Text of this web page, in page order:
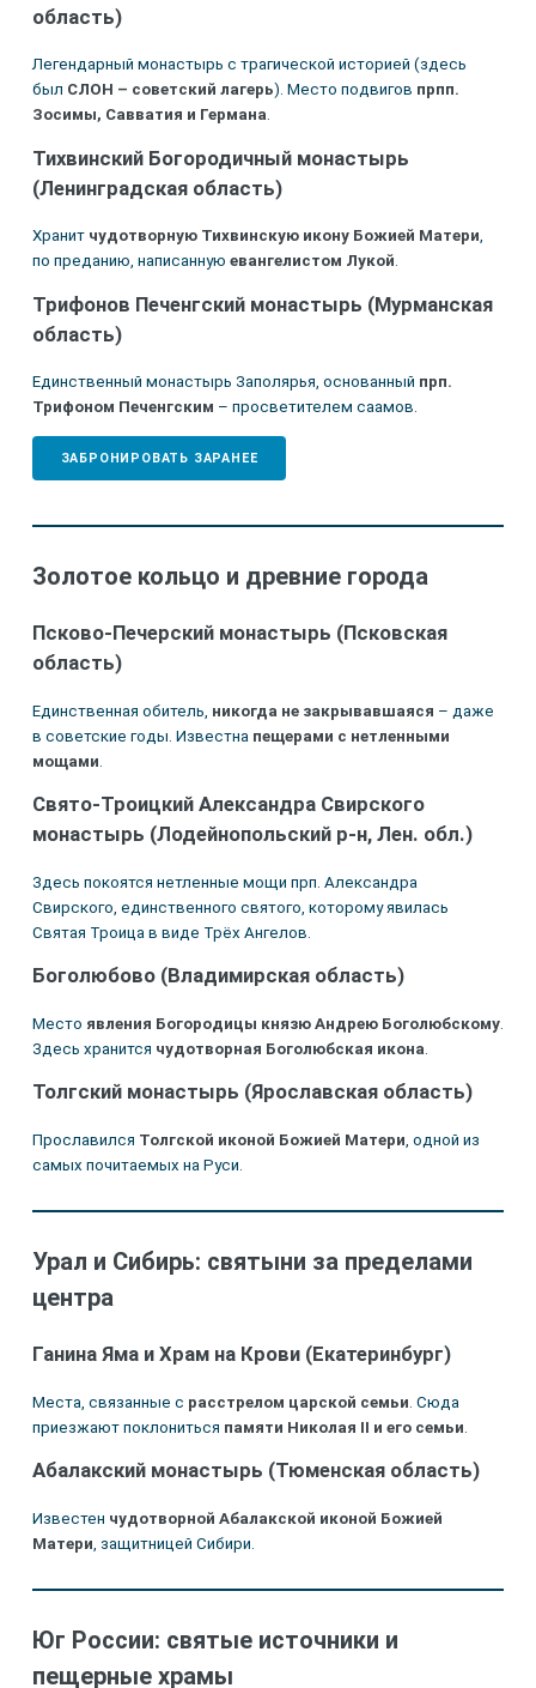
область)
Легендарный монастырь с трагической историей (здесь
был СЛОН – советский лагерь). Место подвигов прпп.
Зосимы, Савватия и Германа.
Тихвинский Богородичный монастырь
(Ленинградская область)
Хранит чудотворную Тихвинскую икону Божией Матери,
по преданию, написанную евангелистом Лукой.
Трифонов Печенгский монастырь (Мурманская
область)
Единственный монастырь Заполярья, основанный прп.
Трифоном Печенгским – просветителем саамов.
ЗАБРОНИРОВАТЬ ЗАРАНЕЕ
Золотое кольцо и древние города
Псково-Печерский монастырь (Псковская
область)
Единственная обитель, никогда не закрывавшаяся – даже
в советские годы. Известна пещерами с нетленными
мощами.
Свято-Троицкий Александра Свирского
монастырь (Лодейнопольский р-н, Лен. обл.)
Здесь покоятся нетленные мощи прп. Александра
Свирского, единственного святого, которому явилась
Святая Троица в виде Трёх Ангелов.
Боголюбово (Владимирская область)
Место явления Богородицы князю Андрею Боголюбскому.
Здесь хранится чудотворная Боголюбская икона.
Толгский монастырь (Ярославская область)
Прославился Толгской иконой Божией Матери, одной из
самых почитаемых на Руси.
Урал и Сибирь: святыни за пределами
центра
Ганина Яма и Храм на Крови (Екатеринбург)
Места, связанные с расстрелом царской семьи. Сюда
приезжают поклониться памяти Николая II и его семьи.
Абалакский монастырь (Тюменская область)
Известен чудотворной Абалакской иконой Божией
Матери , защитницей Сибири.
Юг России: святые источники и
пещерные храмы